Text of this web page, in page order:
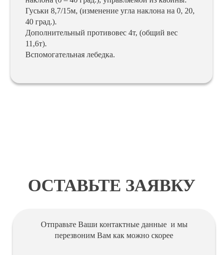
Гуськи 8,7/15м, (изменение угла наклона на 0, 20,
40 град.).
Дополнительный противовес 4т, (общий вес
11,6т).
Вспомогательная лебедка.
ОСТАВЬТЕ ЗАЯВКУ
Отправьте Ваши контактные данные и мы
перезвоним Вам как можно скорее